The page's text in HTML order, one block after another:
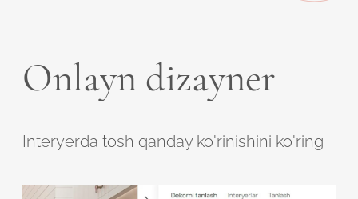
Onlayn dizayner
Interyerda tosh qanday ko'rinishini ko'ring